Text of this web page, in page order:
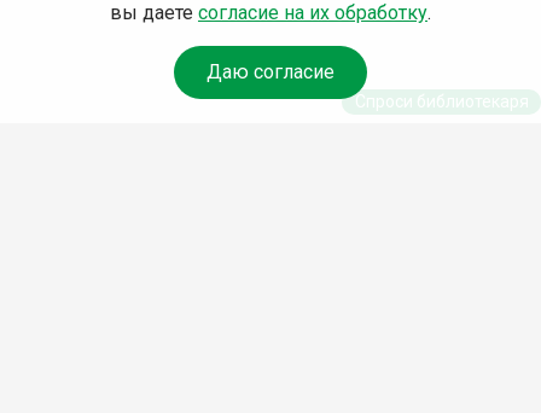
вы даете согласие на их обработку.
Даю согласие
Спроси библиотекаря